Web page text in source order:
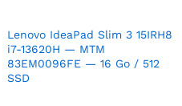
Lenovo IdeaPad Slim 3 15IRH8
i7-13620H — MTM
83EM0096FE — 16 Go / 512
SSD